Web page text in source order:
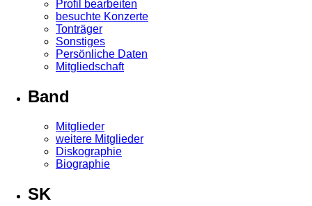
Profil bearbeiten
besuchte Konzerte
Tonträger
Sonstiges
Persönliche Daten
Mitgliedschaft
Band
Mitglieder
weitere Mitglieder
Diskographie
Biographie
SK